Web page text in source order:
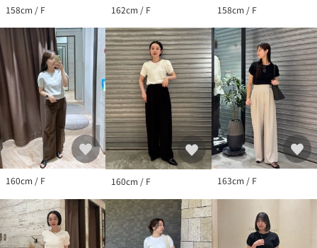
※撮影場所やお使いのモニター環境により若干お色味が異なる場
合がございます。
特にロケの撮影では明るく見える傾向にございます。
※商品はサンプルで撮影をしております。若干の仕様が変更にな
る場合がございますので予めご了承の上ご注文くださいますよう
お願いいたします。
▼商品のお気に入り登録
完売カラーの再入荷通知や、ラスト1点の通知、セールの通知も受
け取ることができます。
158cm / F 162cm / F 158cm / F
160cm / F 160cm / F 163cm / F